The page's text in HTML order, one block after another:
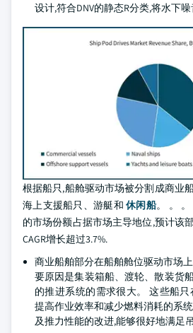
设计,符合DNV的静态R分类,将水下
根据船只,船舱驱动市场被分割成商业
海上支援船只、游艇和休闲船。 。
的市场份额占据市场主导地位,预计该
CAGR增长超过3.7%.
商业船舶部分在船舶舱位驱动市场
要原因是集装箱船、渡轮、散装货
的推进系统的需求很大。 这些船
提高作业效率和减少燃料消耗的系
及推力性能的改进,能够很好地满足